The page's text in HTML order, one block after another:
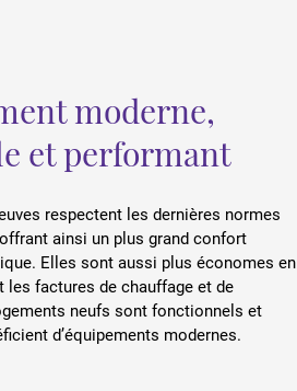
moderne,
et performant
respectent les dernières normes
ainsi un plus grand confort
Elles sont aussi plus économes en
les factures de chauffage et de
neufs sont fonctionnels et
d’équipements modernes.